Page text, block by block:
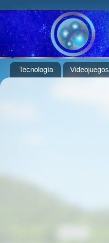
Tecnología Videojuegos